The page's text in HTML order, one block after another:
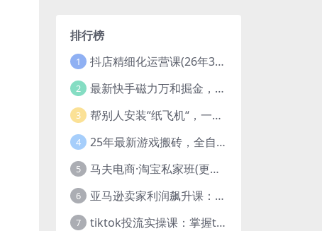
排行榜
1 抖店精细化运营课(26年3月更新
2 最新快手磁力万和掘金，自动搬砖，轻松日入100-200，操作简单
3 帮别人安装“纸飞机“，一单赚10—30元不等：附：免费节点
4 25年最新游戏搬砖，全自动挂机，不需要玩游戏，单手机操作日入300+
5 马夫电商·淘宝私家班(更新3月)
6 亚马逊卖家利润飙升课：从品类成功公式到海王打法，让每个SKU都成爆款一路飙升(更新26年3月
7 tiktok投流实操课：掌握tiktok投流底层逻辑 独家TK投流玩法